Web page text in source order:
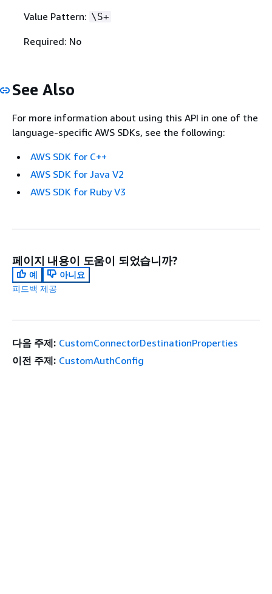
Value Pattern: \S+
Required: No
See Also
For more information about using this API in one of the
language-specific AWS SDKs, see the following:
AWS SDK for C++
AWS SDK for Java V2
AWS SDK for Ruby V3
페이지 내용이 도움이 되었습니까?
예
아니요
피드백 제공
다음 주제: CustomConnectorDestinationProperties
이전 주제: CustomAuthConfig